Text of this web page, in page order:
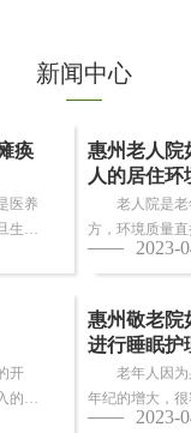
新闻中心
痪
医养
生
惠州老人院
人的居住环
老人院是老
方，环境质量直
健康长寿。由于
抗病能力较...
2023-
开
稳
养
惠州敬老院
进行睡眠护
老年人因为
年纪的增大，很
种各样的原因导
2023-